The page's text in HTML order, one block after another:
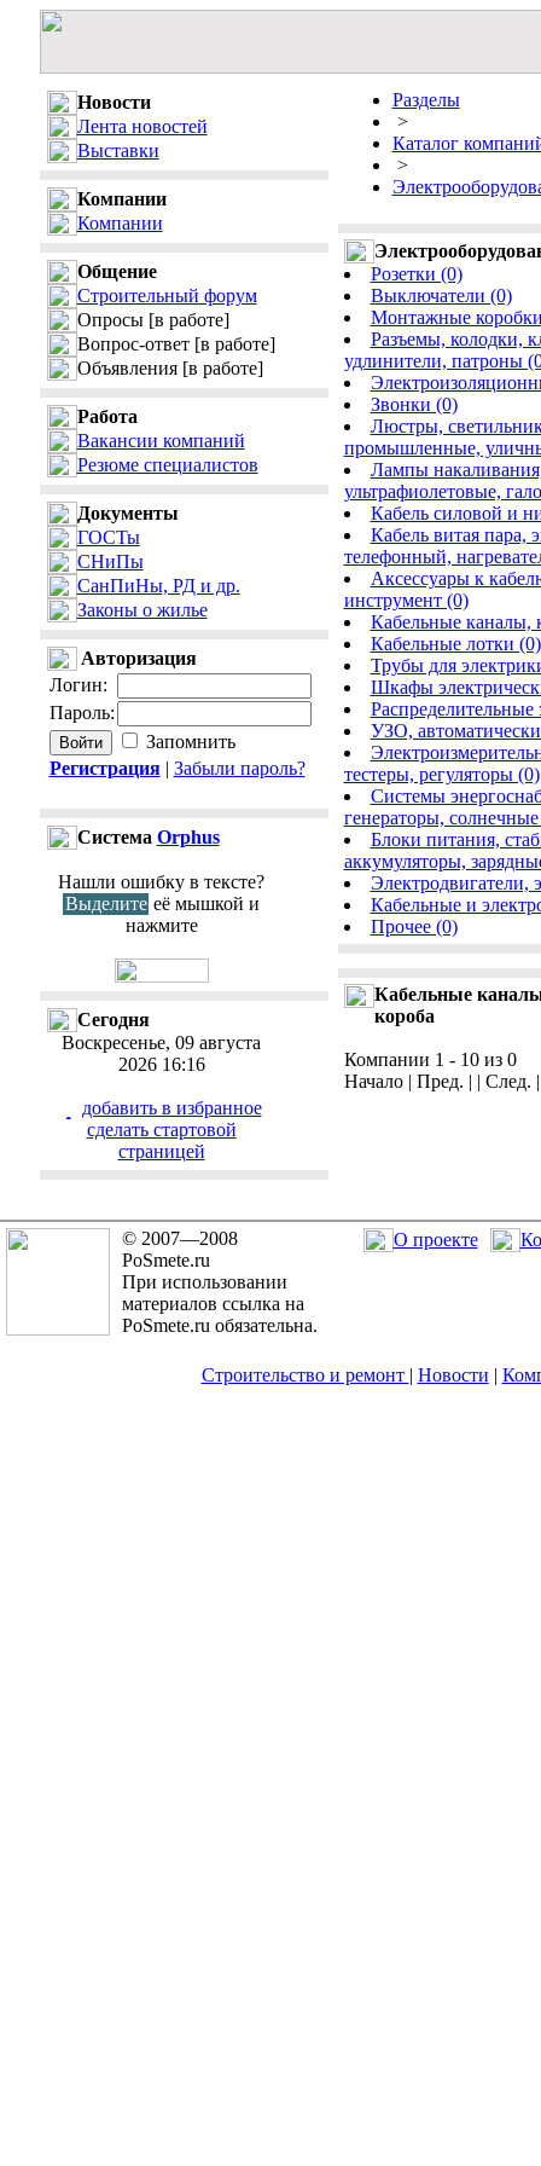
Новости
Лента новостей
Выставки
Компании
Компании
Общение
Строительный форум
Опросы [в работе]
Вопрос-ответ [в работе]
Объявления [в работе]
Работа
Вакансии компаний
Резюме специалистов
Документы
ГОСТы
СНиПы
СанПиНы, РД и др.
Законы о жилье
Авторизация
Логин:
Пароль:
Запомнить
Регистрация| Забыли пароль?
Cистема Orphus
Нашли ошибку в тексте?
Выделите её мышкой и
нажмите
Сегодня
Воскресенье, 09 августа
2026 16:16
добавить в избранное
cделать стартовой
страницей
Разделы
>
Каталог
>
Розетки (0)
Выключатели (0)
Монтажные
Разъемы, колодки,
удлинители, патроны
Звонки (0)
Люстры,
промышленные,
Лампы
ультрафиолетовые,
Кабель силовой и
Кабель витая
телефонный,
Аксессуары к
инструмент (0)
Кабельные каналы,
Кабельные лотки (0)
Трубы для
Шкафы
УЗО,
тестеры, регуляторы (0)
Системы
генераторы,
Блоки питания,
аккумуляторы,
Электродвигатели,
Кабельные и
Прочее (0)
Кабельные
короба
Компании 1 - 10 из 0
Начало | Пред. | | След.
© 2007—2008
PoSmete.ru
При использовании
материалов ссылка на
PoSmete.ru обязательна.
О проекте
Строительство и ремонт | Новости |